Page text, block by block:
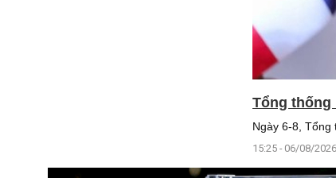
Tổng thống
Ngày 6-8, Tổng
15:25 - 06/08/2026